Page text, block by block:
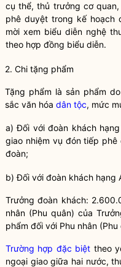
cụ thể, thủ trưởng cơ
phê duyệt trong kế hoạch
mời xem biểu diễn nghệ
theo hợp đồng biểu diễn.
2. Chi tặng phẩm
Tặng phẩm là sản phẩm
sắc văn hóa dân tộc, mức
a) Đối với đoàn khách
giao nhiệm vụ đón tiếp
đoàn;
b) Đối với đoàn khách hạng
Trưởng đoàn khách:
nhân (Phu quân) của Trưở
phẩm đối với Phu nhân
Trường hợp đặc biệt theo
ngoại giao giữa hai nước,